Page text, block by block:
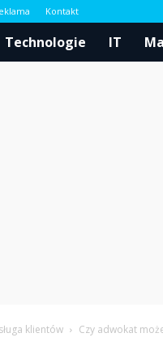
Kontakt
Technologie IT
klientów Czy adwokat